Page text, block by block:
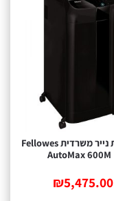
מגרסת נייר משרדית Fellowes
AutoMax 600M
₪5,475.00